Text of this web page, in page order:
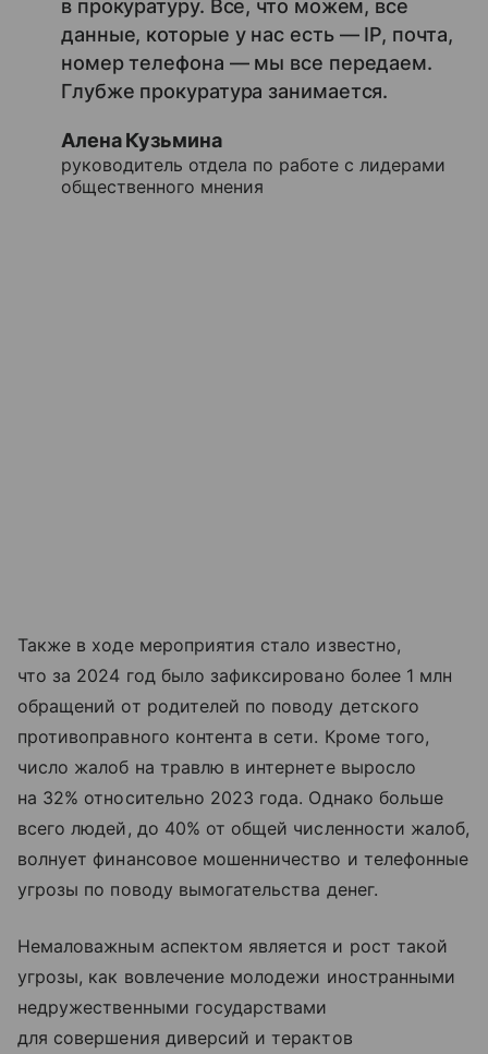
в прокуратуру. Всe, что можем, все
данные, которые у нас есть — IP, почта,
номер телефона — мы всe передаем.
Глубже прокуратура занимается.
Алена Кузьмина
руководитель отдела по работе с лидерами
общественного мнения
Также в ходе мероприятия стало известно,
что за 2024 год было зафиксировано более 1 млн
обращений от родителей по поводу детского
противоправного контента в сети. Кроме того,
число жалоб на травлю в интернете выросло
на 32% относительно 2023 года. Однако больше
всего людей, до 40% от общей численности жалоб,
волнует финансовое мошенничество и телефонные
угрозы по поводу вымогательства денег.
Немаловажным аспектом является и рост такой
угрозы, как вовлечение молодежи иностранными
недружественными государствами
для совершения диверсий и терактов